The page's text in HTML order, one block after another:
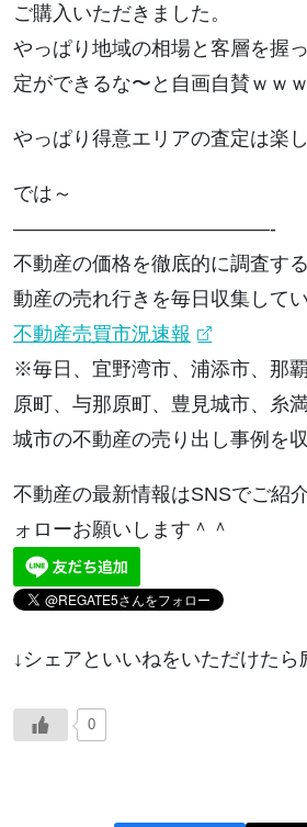
ご購入いただきました。
やっぱり地域の相場と客層を握
定ができるな〜と自画自賛ｗｗｗ
やっぱり得意エリアの査定は楽
では～
—————————————-
不動産の価格を徹底的に調査す
動産の売れ行きを毎日収集してい
不動産売買市況速報
※毎日、宜野湾市、浦添市、那
原町、与那原町、豊見城市、糸
城市の不動産の売り出し事例を
不動産の最新情報はSNSでご紹
ォローお願いします＾＾
↓シェアといいねをいただけたら
0